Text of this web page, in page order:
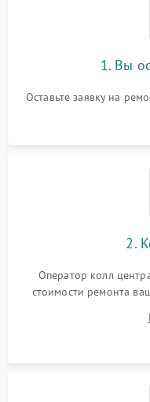
Не горит подсветка
1. Вы
Оставьте заявку на
2.
Оператор колл
стоимости ремонта